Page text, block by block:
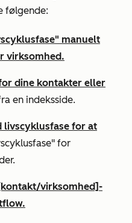
følgende:
manuelt
virksomhed.
dine kontakter eller
en indeksside.
livscyklusfase for at
for
virksomhed]-